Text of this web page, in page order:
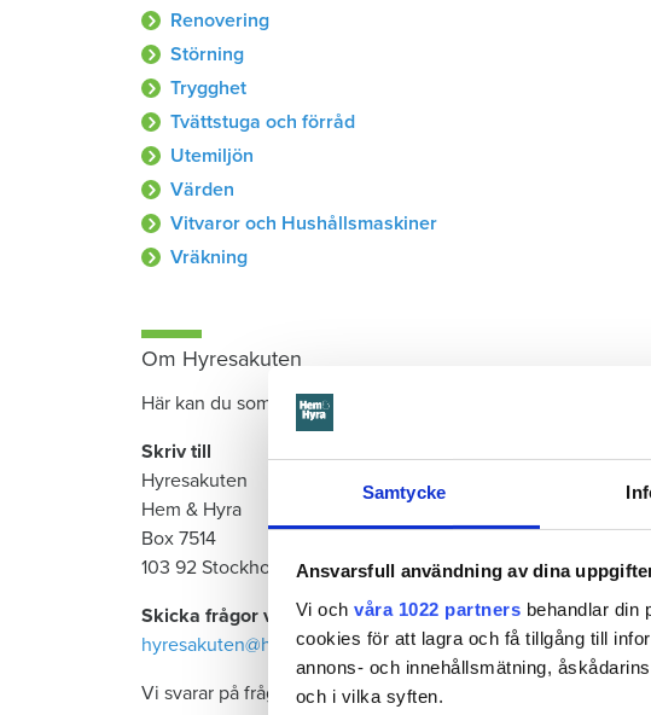
Samtycke
Ansvarsfull användning av dina
Vi och våra 1022 partners behandlar din
cookies för att lagra och få tillgång till
annons- och innehållsmätning,
och i vilka syften.
Renovering
Störning
Trygghet
Tvättstuga och förråd
Utemiljön
Värden
Vitvaror och Hushållsmaskiner
Vräkning
Om Hyresakuten
Här kan du som medlem i Hyresgästföreningen få svar på
Skriv till
Hyresakuten
Hem & Hyra
Box 7514
103 92 Stockholm
Skicka frågor via e-post:
hyresakuten@hemhyra.se
Vi svarar på frågor av mer övergripande intresse och i den